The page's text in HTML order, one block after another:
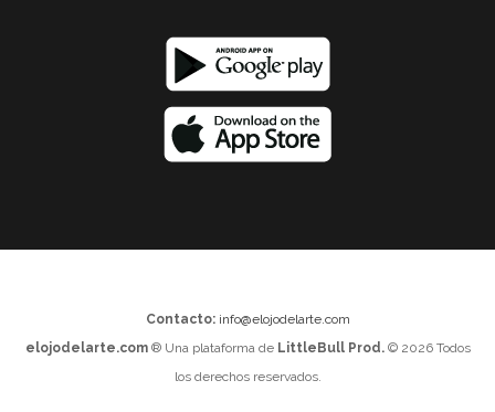
Contacto: info@elojodelarte.com
elojodelarte.com® Una plataforma de LittleBull Prod.© 2026 Todos
los derechos reservados.